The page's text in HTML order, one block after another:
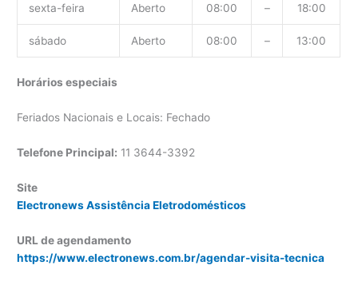
sexta-feira Aberto 08:00 – 18:00
sábado Aberto 08:00 – 13:00
Horários especiais
Feriados Nacionais e Locais: Fechado
Telefone Principal: 11 3644-3392
Site
Electronews Assistência Eletrodomésticos
URL de agendamento
https://www.electronews.com.br/agendar-visita-tecnica